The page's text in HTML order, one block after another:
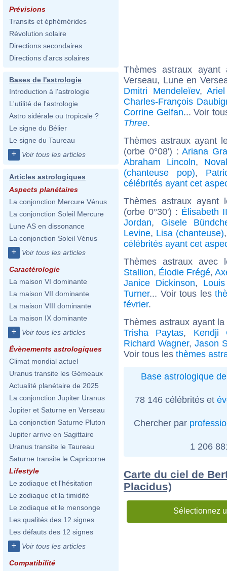
Prévisions
Transits et éphémérides
Révolution solaire
Directions secondaires
Directions d'arcs solaires
Bases de l'astrologie
Introduction à l'astrologie
L'utilité de l'astrologie
Astro sidérale ou tropicale ?
Le signe du Bélier
Le signe du Taureau
+ Voir tous les articles
Articles astrologiques
Aspects planétaires
La conjonction Mercure Vénus
La conjonction Soleil Mercure
Lune AS en dissonance
La conjonction Soleil Vénus
+ Voir tous les articles
Caractérologie
La maison VI dominante
La maison VII dominante
La maison VIII dominante
La maison IX dominante
+ Voir tous les articles
Évènements astrologiques
Climat mondial actuel
Uranus transite les Gémeaux
Actualité planétaire de 2025
La conjonction Jupiter Uranus
Jupiter et Saturne en Verseau
La conjonction Saturne Pluton
Jupiter arrive en Sagittaire
Uranus transite le Taureau
Saturne transite le Capricorne
Lifestyle
Le zodiaque et l'hésitation
Le zodiaque et la timidité
Le zodiaque et le mensonge
Les qualités des 12 signes
Les défauts des 12 signes
+ Voir tous les articles
Compatibilité
Thèmes astraux
Verseau, Lune en
Dmitri Mendeleïev,
Charles-François
Corrine Gelfan... Voir
Three.
Thèmes astraux ayant
(orbe 0°08') :Ariana
Abraham Lincoln,
(chanteuse pop),
célébrités ayant cet
Thèmes astraux ayant
(orbe 0°30') : Élisabeth
Jordan, Gisele
Levine, Lisa (chanteuse)
célébrités ayant cet
Thèmes astraux
Stallion, Élodie Frégé,
Janice Dickinson,
Turner... Voir tous les
février.
Thèmes astraux ayant
Trisha Paytas, Kendji
Richard Wagner, Jason
Voir tous les thèmes
Base astrologique
78 146 célébrités et
Chercher par
1 206
Carte du ciel de
Placidus)
Sélectionnez